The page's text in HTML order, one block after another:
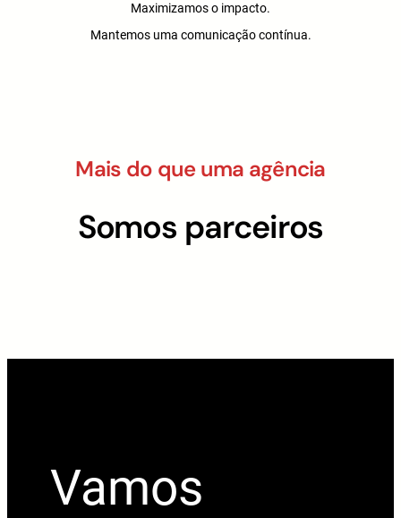
Maximizamos o impacto.
Mantemos uma comunicação contínua.
Mais do que uma agência
Somos parceiros
Vamos